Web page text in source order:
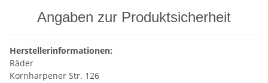
Angaben zur Produktsicherheit
Herstellerinformationen:
Räder
Kornharpener Str. 126